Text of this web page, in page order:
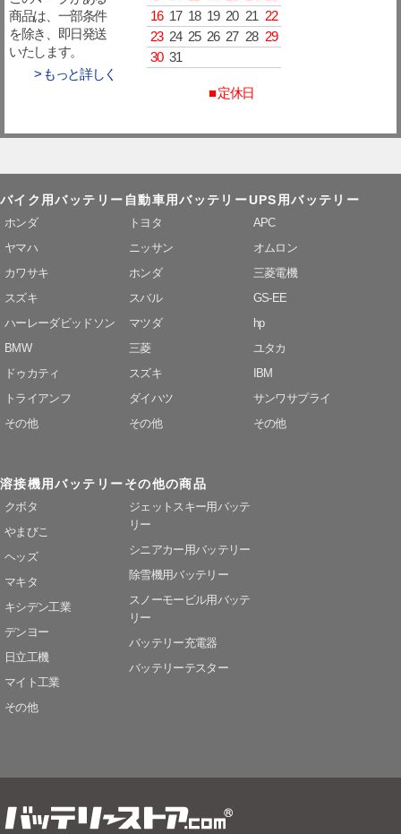
商品は、一部条件
を除き、即日発送
いたします。
> もっと詳しく
16 17 18 19 20 21 22
23 24 25 26 27 28 29
30 31
■ 定休日
バイク用バッテリー
ホンダ
ヤマハ
カワサキ
スズキ
ハーレーダビッドソン
BMW
ドゥカティ
トライアンフ
その他
自動車用バッテリー
トヨタ
ニッサン
ホンダ
スバル
マツダ
三菱
スズキ
ダイハツ
その他
UPS用バッテリー
APC
オムロン
三菱電機
GS-EE
hp
ユタカ
IBM
サンワサプライ
その他
溶接機用バッテリー
クボタ
やまびこ
ヘッズ
マキタ
キシデン工業
デンヨー
日立工機
マイト工業
その他
その他の商品
ジェットスキー用バッテ
リー
シニアカー用バッテリー
除雪機用バッテリー
スノーモービル用バッテ
リー
バッテリー充電器
バッテリーテスター